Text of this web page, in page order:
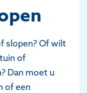
slopen? Of wilt
of
Dan moet u
of een